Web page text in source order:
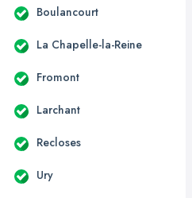
Boulancourt
La Chapelle-la-Reine
Fromont
Larchant
Recloses
Ury